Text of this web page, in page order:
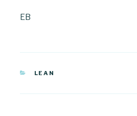
EB
CATÉGORIES
LEAN